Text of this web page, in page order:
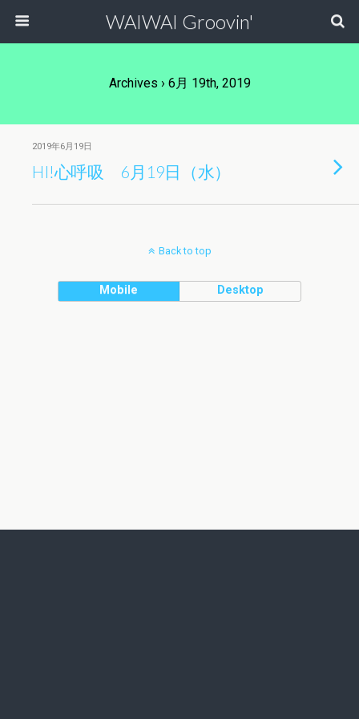
WAIWAI Groovin'
Archives › 6月 19th, 2019
2019年6月19日
HI!心呼吸 6月19日（水）
Back to top
Mobile Desktop